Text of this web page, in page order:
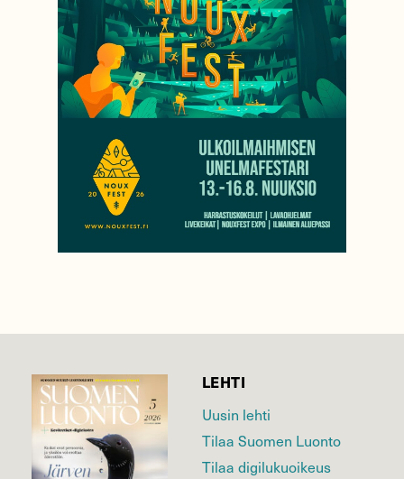
LEHTI
Uusin lehti
Tilaa Suomen Luonto
Tilaa digilukuoikeus